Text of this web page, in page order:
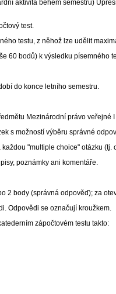
během semestru)
test.
testu, z něhož lze udělit
bodů) k výsledku
do konce letního semestru.
Mezinárodní právo veřejné I
možností výběru správné
"multiple choice" otázku (tj.
poznámky ani komentáře.
body (správná odpověď); za
Odpovědi se označují kroužkem.
zápočtovém testu takto: